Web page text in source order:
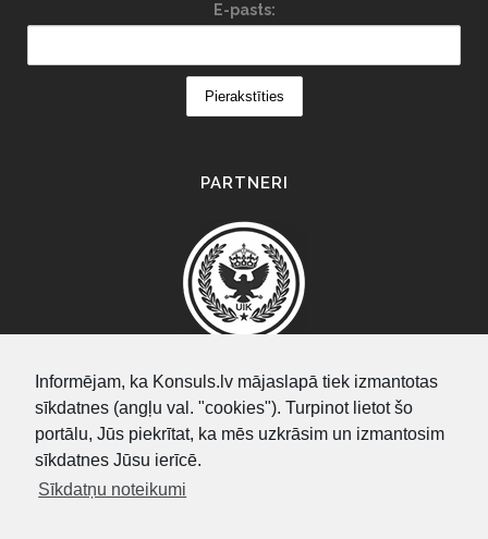
Informējam, ka Konsuls.lv mājaslapā tiek izmantotas
sīkdatnes (angļu val. "cookies"). Turpinot lietot šo
portālu, Jūs piekrītat, ka mēs uzkrāsim un izmantosim
sīkdatnes Jūsu ierīcē.
Sīkdatņu noteikumi
E-pasts:
PARTNERI
SEARCH